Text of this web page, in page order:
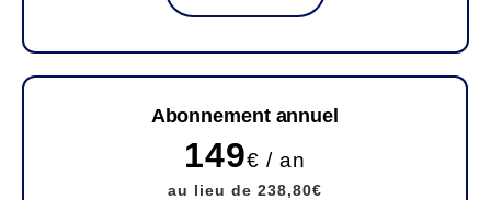
Abonnement annuel
149€ / an
au lieu de 238,80€